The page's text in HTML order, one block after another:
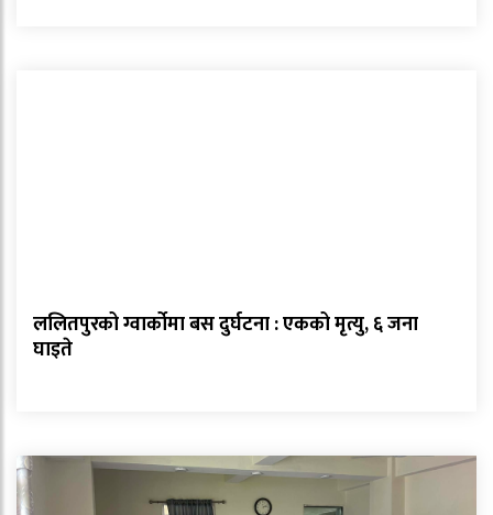
ललितपुरको ग्वार्कोमा बस दुर्घटना : एकको मृत्यु, ६ जना
घाइते